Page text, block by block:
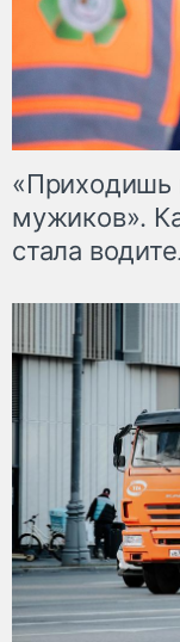
«Приходишь
мужиков».
стала